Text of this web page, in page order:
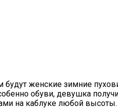
женские зимние
обуви, девушка
на каблуке любой высоты.